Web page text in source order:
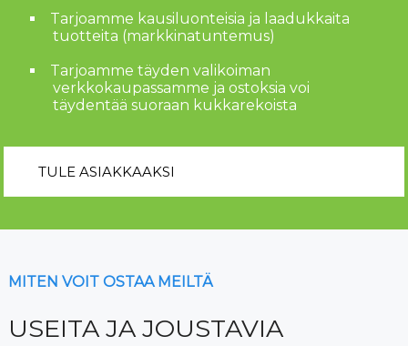
Tarjoamme kausiluonteisia ja laadukkaita
tuotteita (markkinatuntemus)
Tarjoamme täyden valikoiman
verkkokaupassamme ja ostoksia voi
täydentää suoraan kukkarekoista
TULE ASIAKKAAKSI
MITEN VOIT OSTAA MEILTÄ
USEITA JA JOUSTAVIA